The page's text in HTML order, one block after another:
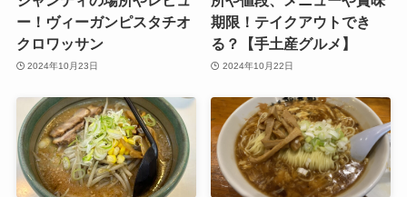
ー！ヴィーガンピスタチオ
クロワッサン
2024年10月23日
期限！テイクアウトでき
る？【手土産グルメ】
2024年10月22日